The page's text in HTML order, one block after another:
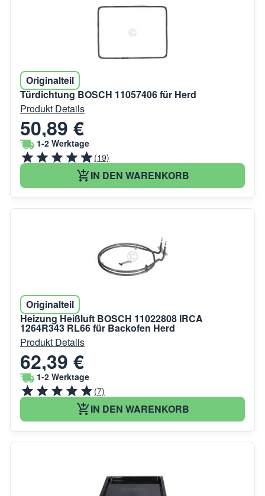
Originalteil
Türdichtung BOSCH 11057406 für Herd
Produkt Details
50,89 €
1-2 Werktage
(19)
IN DEN WARENKORB
Originalteil
Heizung Heißluft BOSCH 11022808 IRCA
1264R343 RL66 für Backofen Herd
Produkt Details
62,39 €
1-2 Werktage
(7)
IN DEN WARENKORB